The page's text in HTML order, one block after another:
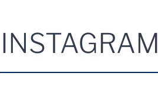
INSTAGRAM